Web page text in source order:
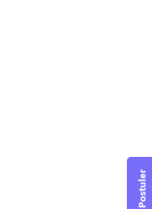
Postuler